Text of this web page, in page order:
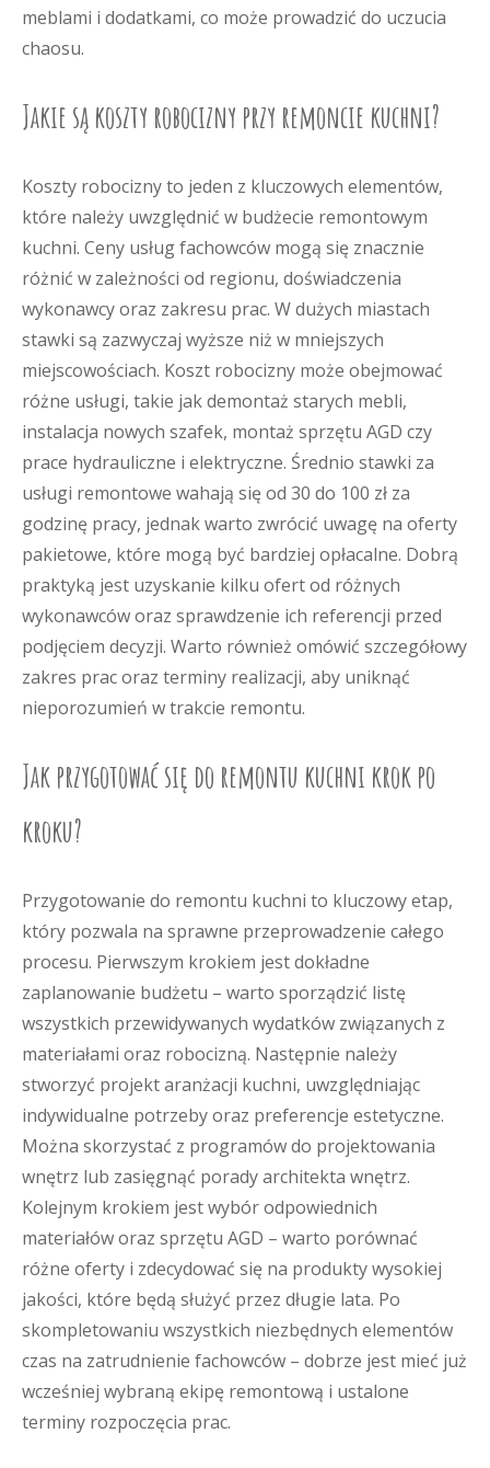
meblami i dodatkami, co może prowadzić do uczucia
chaosu.
Jakie są koszty robocizny przy remoncie kuchni?
Koszty robocizny to jeden z kluczowych elementów,
które należy uwzględnić w budżecie remontowym
kuchni. Ceny usług fachowców mogą się znacznie
różnić w zależności od regionu, doświadczenia
wykonawcy oraz zakresu prac. W dużych miastach
stawki są zazwyczaj wyższe niż w mniejszych
miejscowościach. Koszt robocizny może obejmować
różne usługi, takie jak demontaż starych mebli,
instalacja nowych szafek, montaż sprzętu AGD czy
prace hydrauliczne i elektryczne. Średnio stawki za
usługi remontowe wahają się od 30 do 100 zł za
godzinę pracy, jednak warto zwrócić uwagę na oferty
pakietowe, które mogą być bardziej opłacalne. Dobrą
praktyką jest uzyskanie kilku ofert od różnych
wykonawców oraz sprawdzenie ich referencji przed
podjęciem decyzji. Warto również omówić szczegółowy
zakres prac oraz terminy realizacji, aby uniknąć
nieporozumień w trakcie remontu.
Jak przygotować się do remontu kuchni krok po
kroku?
Przygotowanie do remontu kuchni to kluczowy etap,
który pozwala na sprawne przeprowadzenie całego
procesu. Pierwszym krokiem jest dokładne
zaplanowanie budżetu – warto sporządzić listę
wszystkich przewidywanych wydatków związanych z
materiałami oraz robocizną. Następnie należy
stworzyć projekt aranżacji kuchni, uwzględniając
indywidualne potrzeby oraz preferencje estetyczne.
Można skorzystać z programów do projektowania
wnętrz lub zasięgnąć porady architekta wnętrz.
Kolejnym krokiem jest wybór odpowiednich
materiałów oraz sprzętu AGD – warto porównać
różne oferty i zdecydować się na produkty wysokiej
jakości, które będą służyć przez długie lata. Po
skompletowaniu wszystkich niezbędnych elementów
czas na zatrudnienie fachowców – dobrze jest mieć już
wcześniej wybraną ekipę remontową i ustalone
terminy rozpoczęcia prac.